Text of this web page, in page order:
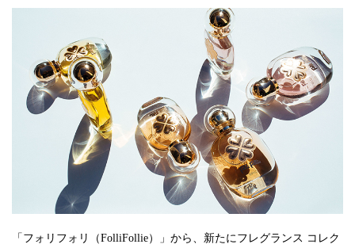
「フォリフォリ（FolliFollie）」から、新たにフレグランス コレク